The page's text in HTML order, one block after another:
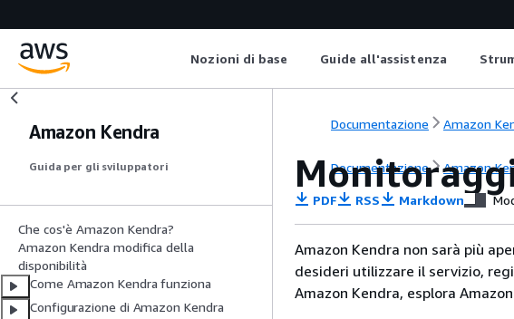
Nozioni di base Guide all'assistenza
Amazon Kendra
Guida per gli sviluppatori
Che cos'è Amazon Kendra?
Amazon Kendra modifica della
disponibilità
Come Amazon Kendra funziona
Configurazione di Amazon Kendra
Documentazione Amazon
Documentazione Amazon
PDF RSS Markdown
Amazon Kendra non sarà più
desideri utilizzare il servizio,
Amazon Kendra, esplora